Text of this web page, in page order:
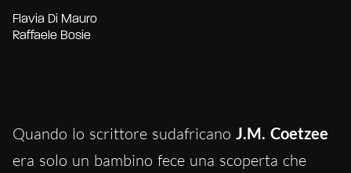
Flavia Di Mauro
Raffaele Bosie
Quando lo scrittore sudafricano J.M. Coetzee
era solo un bambino fece una scoperta che